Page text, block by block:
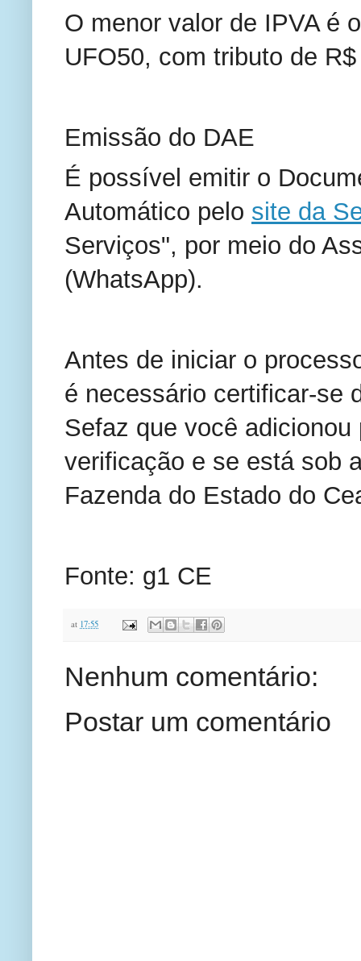
O menor valor de IPVA é
UFO50, com tributo de
Emissão do DAE
É possível emitir o
Automático pelo site da
Serviços", por meio do
(WhatsApp).
Antes de iniciar o
é necessário certificar-se
Sefaz que você
verificação e se está sob
Fazenda do Estado do
Fonte: g1 CE
at 17:55
Nenhum comentário:
Postar um comentário